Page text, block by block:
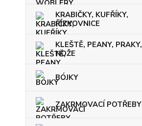
KRABIČKY, KUFŘÍKY,
ŘÍZKOVNICE
KLEŠTĚ, PEANY, PRAKY,
NOŽE
BÓJKY
ZAKRMOVACÍ POTŘEBY